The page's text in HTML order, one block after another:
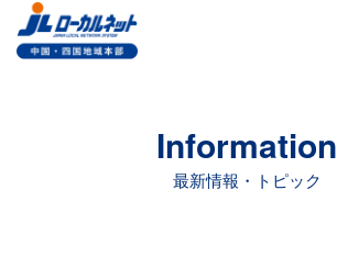
Information
最新情報・トピック